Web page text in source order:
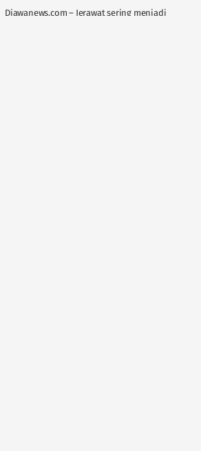
Djawanews.com – Jerawat sering menjadi